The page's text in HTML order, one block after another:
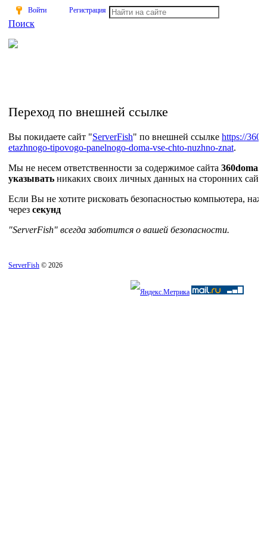
Войти Регистрация
Поиск
Переход по внешней ссылке
Вы покидаете сайт "ServerFish" по внешней ссылке https://
etazhnogo-tipovogo-panelnogo-doma-vse-chto-nuzhno-znat.
Мы не несем ответственности за содержимое сайта
указывать никаких своих личных данных на сторонних
Если Вы не хотите рисковать безопасностью компьютера,
через секунд
"ServerFish" всегда заботится о вашей безопасности.
ServerFish © 2026